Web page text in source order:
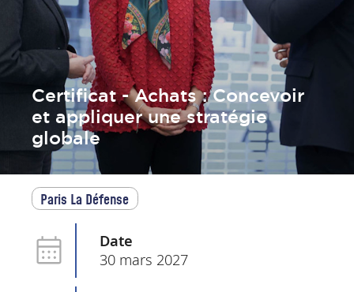
Certificat - Achats : Concevoir
et appliquer une stratégie
globale
Paris La Défense
Date
30 mars 2027